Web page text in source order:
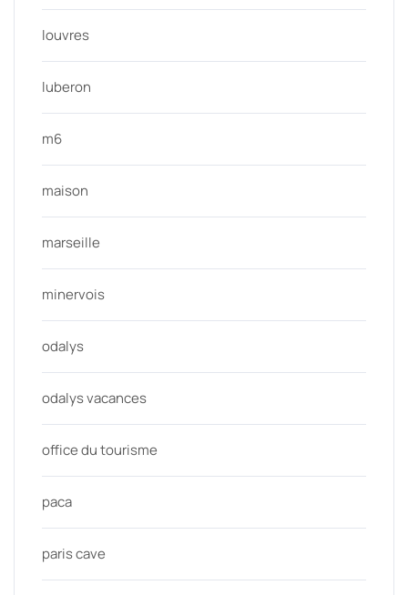
louvres
luberon
m6
maison
marseille
minervois
odalys
odalys vacances
office du tourisme
paca
paris cave